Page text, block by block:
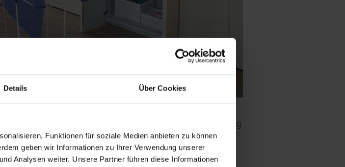
Details Über Cookies
Funktionen für soziale Medien anbieten zu können
geben wir Informationen zu Ihrer Verwendung unserer
Analysen weiter. Unsere Partner führen diese Informationen
durchschnittlich über 40 Kilogramm Wäsche an – der Berg
effektiv und zeitsparend getrocknet werden. Leifheit
EUR) ist mit einer Länge von bis zu 2,60 Metern dank
Trockner auf dem Markt und macht das Trocknen von